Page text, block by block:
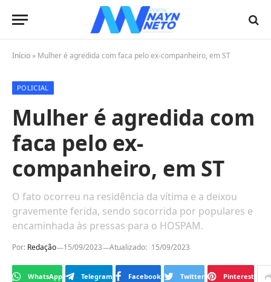
Início » Mulher é agredida com faca pelo ex-companheiro, em ST
POLICIAL
Mulher é agredida com
faca pelo ex-
companheiro, em ST
O fato ocorreu na residência da vítima e a deixou
gravemente ferida, sendo socorrida por populares e
encaminhada às pressas para o HOSPAM.
Por: Redação 15/09/2023 Atualizado: 15/09/2023
WhatsApp Telegram Facebook Twitter Pinterest